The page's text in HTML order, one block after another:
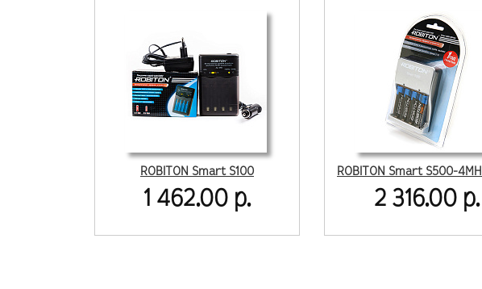
ROBITON Smart S100
1 462.00 р. 2 316.00 р.